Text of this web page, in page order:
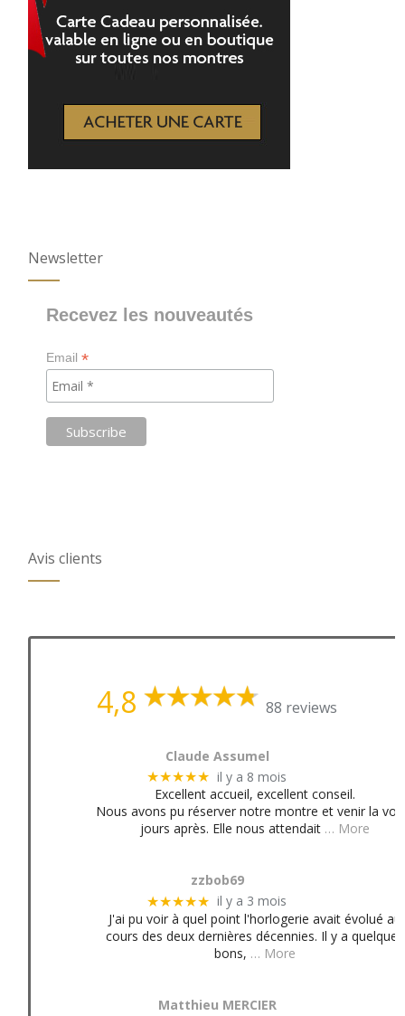
Newsletter
Recevez les nouveautés
Email*
Avis clients
4,8 88 reviews
Claude Assumel
★★★★★ il y a 8 mois
Excellent accueil, excellent conseil.
Nous avons pu réserver notre montre et venir la
jours après. Elle nous attendait … More
zzbob69
★★★★★ il y a 3 mois
J'ai pu voir à quel point l'horlogerie avait évolué au
cours des deux dernières décennies. Il y a quelques
bons, … More
Matthieu MERCIER